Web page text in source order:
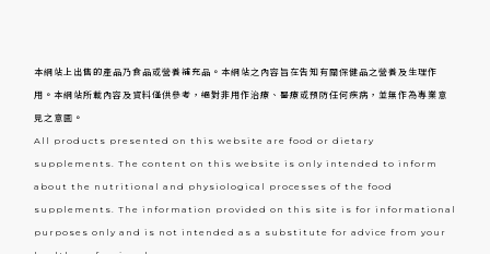
本網站上出售的產品乃食品或營養補充品。本網站之內容旨在告知有關保健品之營養及生理作
用。本網站所載內容及資料僅供參考，絕對非用作治療、醫療或預防任何疾病，並無作為專業意
見之意圖。
All products presented on this website are food or dietary
supplements. The content on this website is only intended to inform
about the nutritional and physiological processes of the food
supplements. The information provided on this site is for informational
purposes only and is not intended as a substitute for advice from your